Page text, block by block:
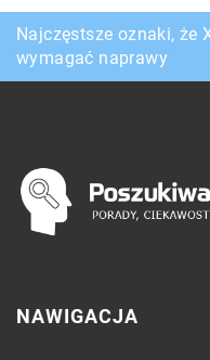
O czym warto pamiętać
kawowy?
Najczęstsze oznaki, że
wymagać naprawy
Jak zadbać o
jadłospisu?
NAWIGACJA